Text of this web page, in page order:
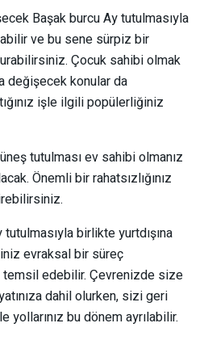
Başak burcu Ay tutulmasıyla
ve bu sene sürpiz bir
Çocuk sahibi olmak
değişecek konular da
işle ilgili popülerliğiniz
tutulması ev sahibi olmanız
Önemli bir rahatsızlığınız
birlikte yurtdışına
evraksal bir süreç
temsil edebilir. Çevrenizde size
dahil olurken, sizi geri
bu dönem ayrılabilir.